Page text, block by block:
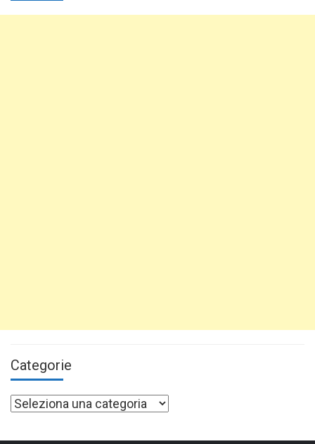
Categorie
Categorie